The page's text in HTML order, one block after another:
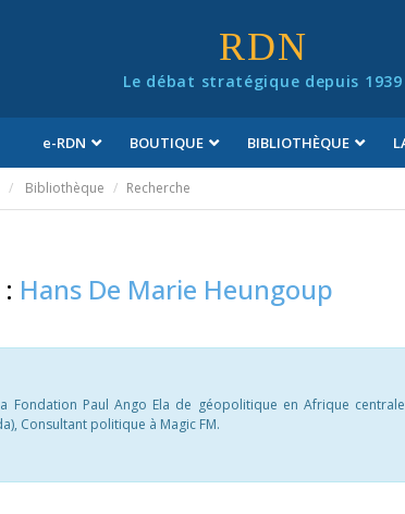
RDN
Le débat stratégique depuis 1939
e-RDN BOUTIQUE BIBLIOTHÈQUE
Bibliothèque Recherche
Hans De Marie Heungoup
Fondation Paul Ango Ela de géopolitique en Afrique
Consultant politique à Magic FM.